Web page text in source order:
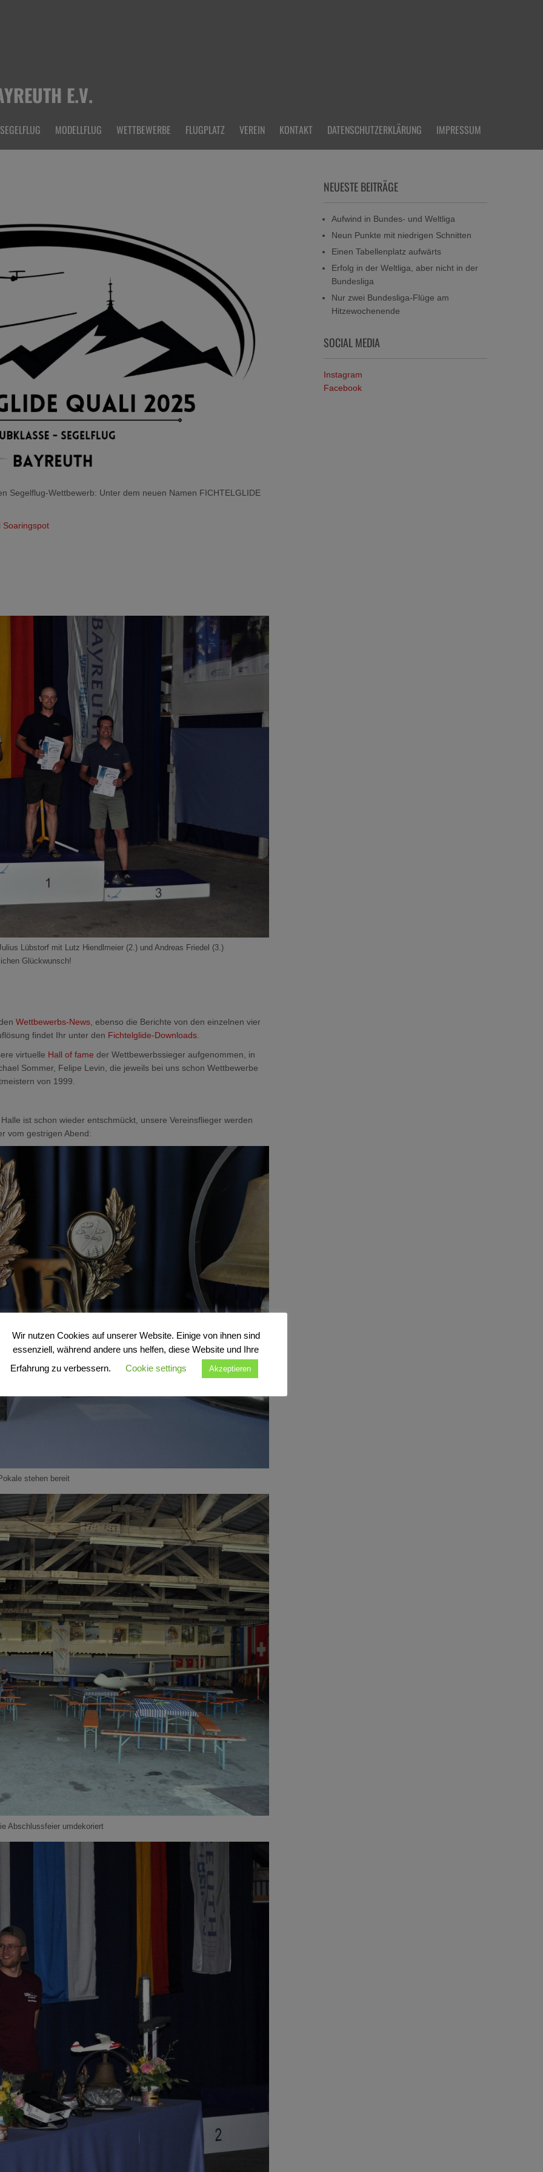
E.V.
SEGELFLUG MODELLFLUG WETTBEWERBE FLUGPLATZ VEREIN KONTAKT DATENSCHUTZERKLÄRUNG IMPRESSUM
Segelflug-Wettbewerb: Unter dem neuen Namen FICHTELGLIDE
Soaringspot
Lübstorf mit Lutz Hiendlmeier (2.) und Andreas Friedel (3.)
Glückwunsch!
Wettbewerbs-News, ebenso die Berichte von den einzelnen vier
findet Ihr unter den Fichtelglide-Downloads.
virtuelle Hall of fame der Wettbewerbssieger aufgenommen, in
Sommer, Felipe Levin, die jeweils bei uns schon Wettbewerbe
von 1999.
ist schon wieder entschmückt, unsere Vereinsflieger werden
vom gestrigen Abend:
stehen bereit
Abschlussfeier umdekoriert
NEUESTE BEITRÄGE
Aufwind in Bundes- und Weltliga
Neun Punkte mit niedrigen Schnitten
Einen Tabellenplatz aufwärts
Erfolg in der Weltliga, aber nicht in der
Bundesliga
Nur zwei Bundesliga-Flüge am
Hitzewochenende
SOCIAL MEDIA
Instagram
Facebook
Wir nutzen Cookies auf unserer Website. Einige von ihnen sind
essenziell, während andere uns helfen, diese Website und Ihre
Erfahrung zu verbessern.
Cookie settings Akzeptieren